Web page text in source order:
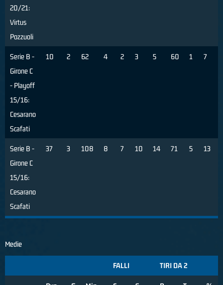
20/21:
Virtus
Pozzuoli
Serie B -
Girone C
- Playoff
15/16:
Cesarano
Scafati
10 2 62 4 2 3 5 60 1 7
Serie B -
Girone C
15/16:
Cesarano
Scafati
37 3 108 8 7 10 14 71 5 13
Medie
FALLI TIRI DA 2